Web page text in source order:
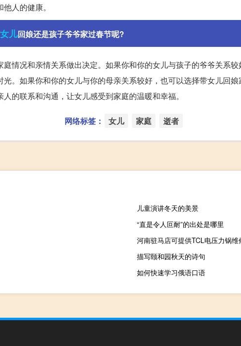
人的健康。
女儿回娘还是孩子爷爷家过春节呢?
情况和亲情关系做出决定。如果你和你的女儿与孩子的爷爷关系
。如果你和你的女儿与你的母亲关系较好，也可以选择带女儿回
的联系和沟通，让女儿感受到家庭的温暖和幸福。
网络标签： 女儿 家庭 逝者
儿童演讲冬天的美景
“直是令人叵耐”的出处是哪里
河南驻马店可提供TCL电压力锅
描写颐和园秋天的诗句
如何快速学习俄语口语